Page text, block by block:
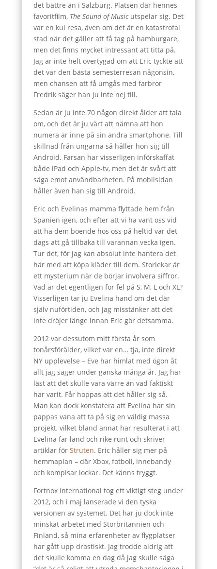
det bättre än i Salzburg. Platsen där hennes
favoritfilm, The Sound of Musicutspelar sig. Det
var en kul resa, även om det är en katastrofal
stad när det gäller att få tag på hamburgare,
men det finns mycket intressant att titta på.
Jag är inte helt övertygad om att Eric tyckte att
det var den bästa semesterresan någonsin,
men chansen att få umgås med farbror
Fredrik säger han ju inte nej till.
Sedan är ju inte 70 någon direkt ålder att tala
om, och det är ju värt att nämna att hon
numera är inne på sin andra smartphone. Till
skillnad från ungarna så håller hon sig till
Android. Farsan har visserligen införskaffat
både iPad och Apple-tv, men det är svårt att
säga emot användbarheten. På mobilsidan
håller även han sig till Android.
Eric och Evelinas mamma flyttade hem från
Spanien igen, och efter att vi ha vant oss vid
att ha dem boende hos oss på heltid var det
dags att gå tillbaka till varannan vecka igen.
Tur det, för jag kan absolut inte hantera det
här med att köpa kläder till dem. Storlekar är
ett mysterium när de börjar involvera siffror.
Vad är det egentligen för fel på S, M, L och XL?
Visserligen tar ju Evelina hand om det där
själv nuförtiden, och jag misstänker att det
inte dröjer länge innan Eric gör detsamma.
2012 var dessutom mitt första år som
tonårsförälder, vilket var en… tja, inte direkt
NY upplevelse – Eve har himlat med ögon åt
allt jag säger under ganska många år. Jag har
läst att det skulle vara värre än vad faktiskt
har varit. Får hoppas att det håller sig så.
Man kan dock konstatera att Evelina har sin
pappas vana att ta på sig en väldig massa
projekt, vilket bland annat har resulterat i att
Evelina far land och rike runt och skriver
artiklar för Struten. Eric håller sig mer på
hemmaplan – där Xbox, fotboll, innebandy
och kompisar lockar. Det känns tryggt.
Fortnox International tog ett viktigt steg under
2012, och i maj lanserade vi den tyska
versionen av systemet. Det har ju dock inte
minskat arbetet med Storbritannien och
Finland, så mina erfarenheter av flygplatser
har gått upp drastiskt. Jag trodde aldrig att
det skulle komma en dag då jag skulle säga